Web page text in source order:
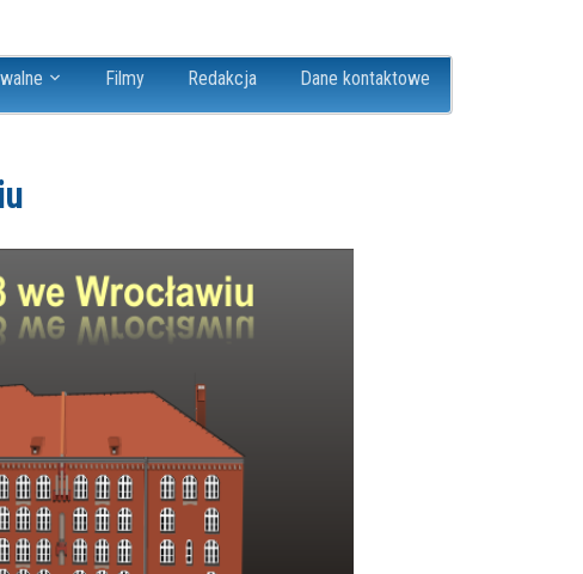
Filmy Redakcja Dane kontaktowe